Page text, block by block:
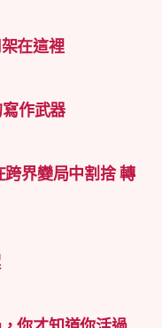
在這裡
作武器
界變局中割捨 轉